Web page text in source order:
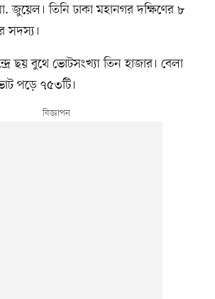
জুয়েল। তিনি ঢাকা মহানগর দক্ষিণের ৮
সদস্য।
ছয় বুথে ভোটসংখ্যা তিন হাজার। বেলা
পড়ে ৭৫৩টি।